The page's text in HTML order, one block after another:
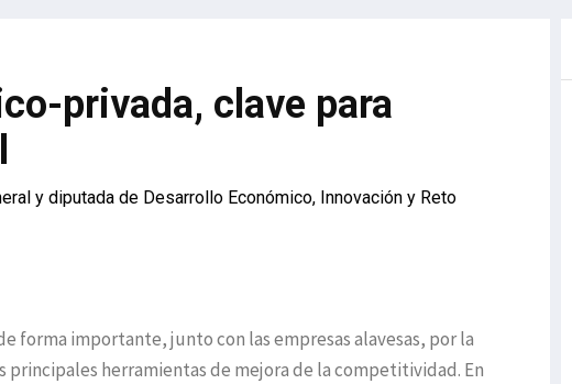
privada, clave para
y diputada de Desarrollo Económico, Innovación y Reto
forma importante, junto con las empresas alavesas, por la
principales herramientas de mejora de la competitividad. En